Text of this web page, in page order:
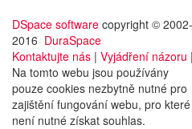
DSpace software copyright © 2002-
2016 DuraSpace
Kontaktujte nás | Vyjádření názoru |
Na tomto webu jsou používány
pouze cookies nezbytně nutné pro
zajištění fungování webu, pro které
není nutné získat souhlas.